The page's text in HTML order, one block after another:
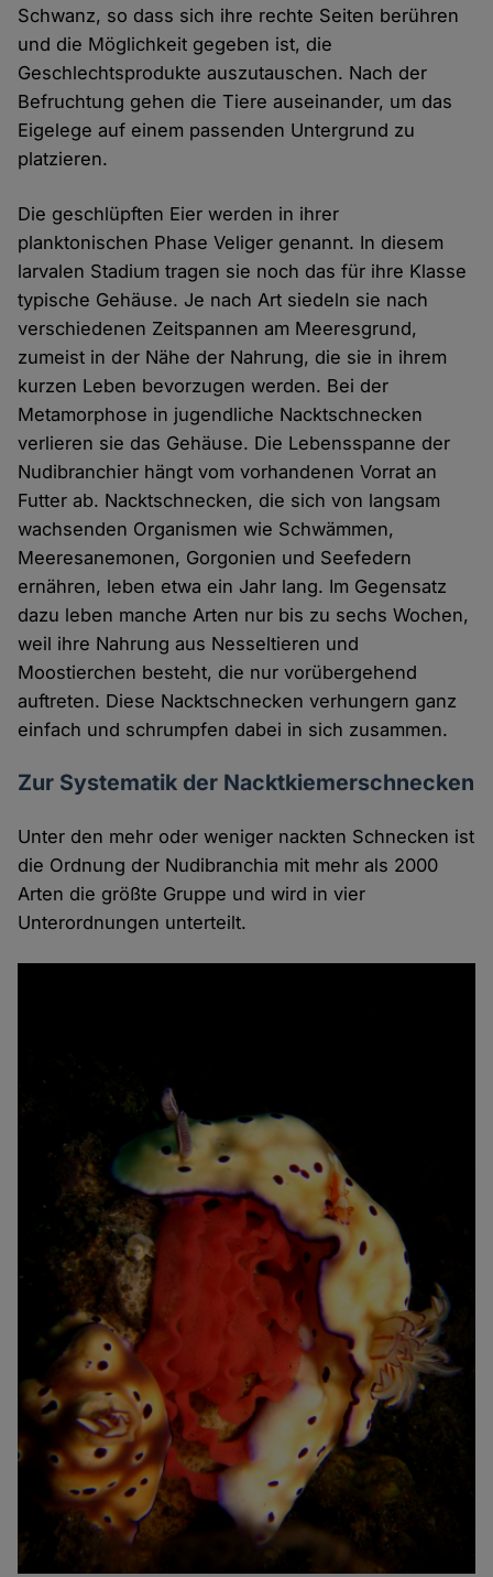
Schwanz, so dass sich ihre rechte Seiten berühren
und die Möglichkeit gegeben ist, die
Geschlechtsprodukte auszutauschen. Nach der
Befruchtung gehen die Tiere auseinander, um das
Eigelege auf einem passenden Untergrund zu
platzieren.
Die geschlüpften Eier werden in ihrer
planktonischen Phase Veliger genannt. In diesem
larvalen Stadium tragen sie noch das für ihre Klasse
typische Gehäuse. Je nach Art siedeln sie nach
verschiedenen Zeitspannen am Meeresgrund,
zumeist in der Nähe der Nahrung, die sie in ihrem
kurzen Leben bevorzugen werden. Bei der
Metamorphose in jugendliche Nacktschnecken
verlieren sie das Gehäuse. Die Lebensspanne der
Nudibranchier hängt vom vorhandenen Vorrat an
Futter ab. Nacktschnecken, die sich von langsam
wachsenden Organismen wie Schwämmen,
Meeresanemonen, Gorgonien und Seefedern
ernähren, leben etwa ein Jahr lang. Im Gegensatz
dazu leben manche Arten nur bis zu sechs Wochen,
weil ihre Nahrung aus Nesseltieren und
Moostierchen besteht, die nur vorübergehend
auftreten. Diese Nacktschnecken verhungern ganz
einfach und schrumpfen dabei in sich zusammen.
Zur Systematik der Nacktkiemerschnecken
Unter den mehr oder weniger nackten Schnecken ist
die Ordnung der Nudibranchia mit mehr als 2000
Arten die größte Gruppe und wird in vier
Unterordnungen unterteilt.